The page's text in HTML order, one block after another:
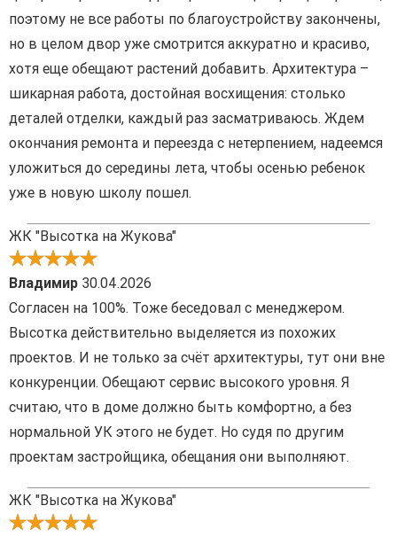
поэтому не все работы по благоустройству закончены,
но в целом двор уже смотрится аккуратно и красиво,
хотя еще обещают растений добавить. Архитектура –
шикарная работа, достойная восхищения: столько
деталей отделки, каждый раз засматриваюсь. Ждем
окончания ремонта и переезда с нетерпением, надеемся
уложиться до середины лета, чтобы осенью ребенок
уже в новую школу пошел.
ЖК "Высотка на Жукова"
Владимир 30.04.2026
Согласен на 100%. Тоже беседовал с менеджером.
Высотка действительно выделяется из похожих
проектов. И не только за счёт архитектуры, тут они вне
конкуренции. Обещают сервис высокого уровня. Я
считаю, что в доме должно быть комфортно, а без
нормальной УК этого не будет. Но судя по другим
проектам застройщика, обещания они выполняют.
ЖК "Высотка на Жукова"